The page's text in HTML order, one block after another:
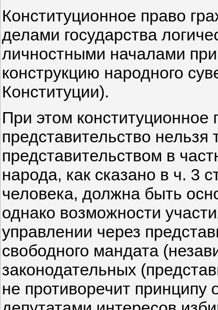
Конституционное право
делами государства
личностными началами
конструкцию народного
Конституции).
При этом конституционное
представительство нельзя
представительством в
народа, как сказано в ч. 3
человека, должна быть
однако возможности
управлении через
свободного мандата
законодательных
не противоречит принципу